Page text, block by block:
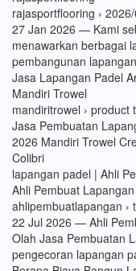
rajasportflooring ›
27 Jan 2026 — Kami
menawarkan berbagai
pembangunan
Jasa Lapangan Padel
Mandiri Trowel
mandiritrowel › product
Jasa Pembuatan
2026 Mandiri Trowel
Colibri
lapangan padel | Ahli
Ahli Pembuat Lapangan
ahlipembuatlapangan ›
22 Jul 2026 — Ahli
Olah Jasa Pembuatan
pengecoran lapangan